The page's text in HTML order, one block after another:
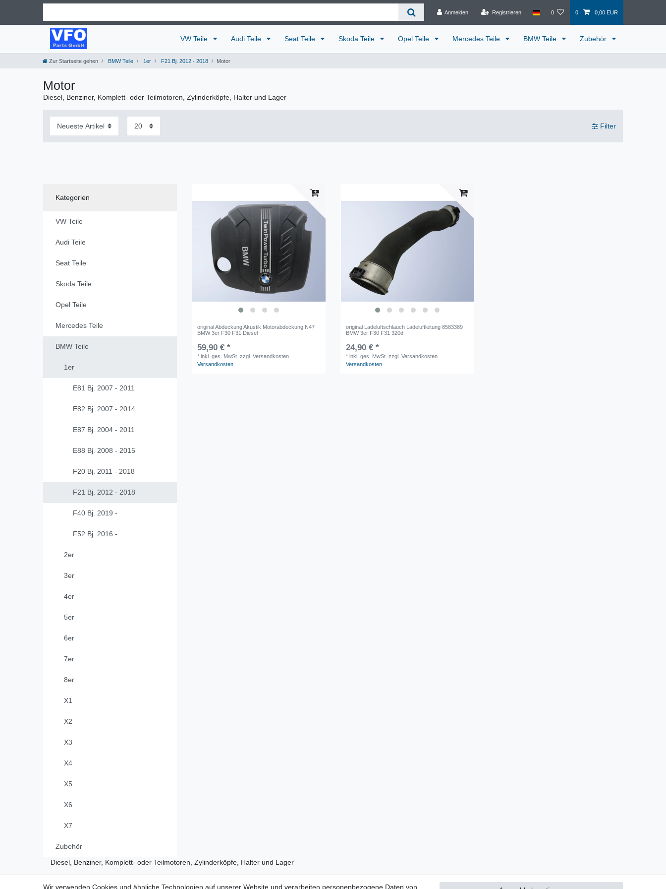
Anmelden Registrieren 0 0 0,00 EUR
VW Teile Audi Teile Seat Teile Skoda Teile Opel Teile Mercedes Teile BMW Teile Zubehör
Zur Startseite gehen BMW Teile 1er F21 Bj. 2012 - 2018 Motor
Motor
Diesel, Benziner, Komplett- oder Teilmotoren, Zylinderköpfe, Halter und Lager
Filter
Kategorien
VW Teile
Audi Teile
Seat Teile
Skoda Teile
Opel Teile
Mercedes Teile
BMW Teile
1er
E81 Bj. 2007 - 2011
E82 Bj. 2007 - 2014
E87 Bj. 2004 - 2011
E88 Bj. 2008 - 2015
F20 Bj. 2011 - 2018
F21 Bj. 2012 - 2018
F40 Bj. 2019 -
F52 Bj. 2016 -
2er
3er
4er
5er
6er
7er
8er
X1
X2
X3
X4
X5
X6
X7
Zubehör
original Abdeckung Akustik Motorabdeckung N47
BMW 3er F30 F31 Diesel
59,90 € *
*inkl. ges. MwSt. zzgl. Versandkosten
Versandkosten
original Ladeluftschlauch Ladeluftleitung 8583389
BMW 3er F30 F31 320d
24,90 € *
*inkl. ges. MwSt. zzgl. Versandkosten
Versandkosten
Diesel, Benziner, Komplett- oder Teilmotoren, Zylinderköpfe, Halter und Lager
Wir verwenden Cookies und ähnliche Technologien auf unserer Website und verarbeiten personenbezogene Daten von